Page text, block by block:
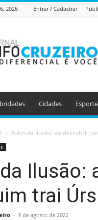
2026 Entrar / Cadastrar
Info
Cruzeiro
Cidades Esporte
Além da Ilusão: ao descobrir
Ilusão:
trai
- 9 de agosto de 2022